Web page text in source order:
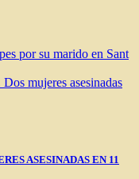
por su marido en Sant
mujeres asesinadas
ASESINADAS EN 11